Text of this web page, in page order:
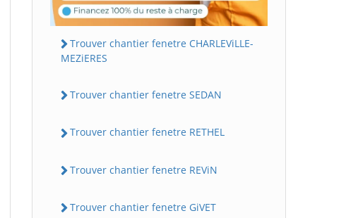
Trouver chantier fenetre CHARLEViLLE-
MEZiERES
Trouver chantier fenetre SEDAN
Trouver chantier fenetre RETHEL
Trouver chantier fenetre REViN
Trouver chantier fenetre GiVET